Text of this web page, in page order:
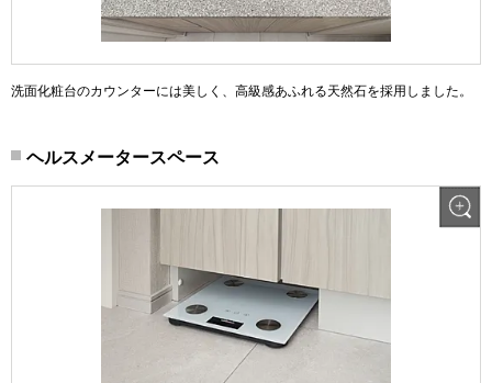
洗面化粧台のカウンターには美しく、高級感あふれる天然石を採用しました。
ヘルスメータースペース